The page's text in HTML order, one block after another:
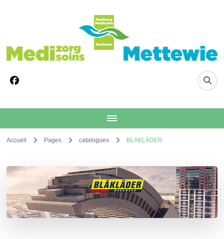
Accueil Pages catalogues BLAKLÄDER